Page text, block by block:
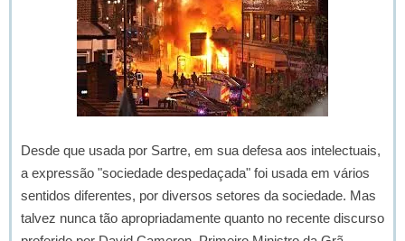
Desde que usada por Sartre, em sua defesa aos intelectuais,
a expressão "sociedade despedaçada" foi usada em vários
sentidos diferentes, por diversos setores da sociedade. Mas
talvez nunca tão apropriadamente quanto no recente discurso